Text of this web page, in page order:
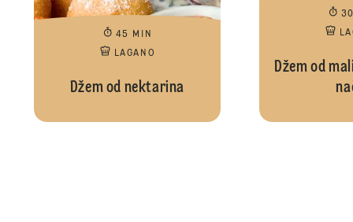
45 MIN
LAGANO
Džem od nektarina
Džem od